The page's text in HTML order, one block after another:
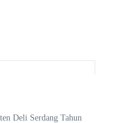
Deli Serdang Tahun